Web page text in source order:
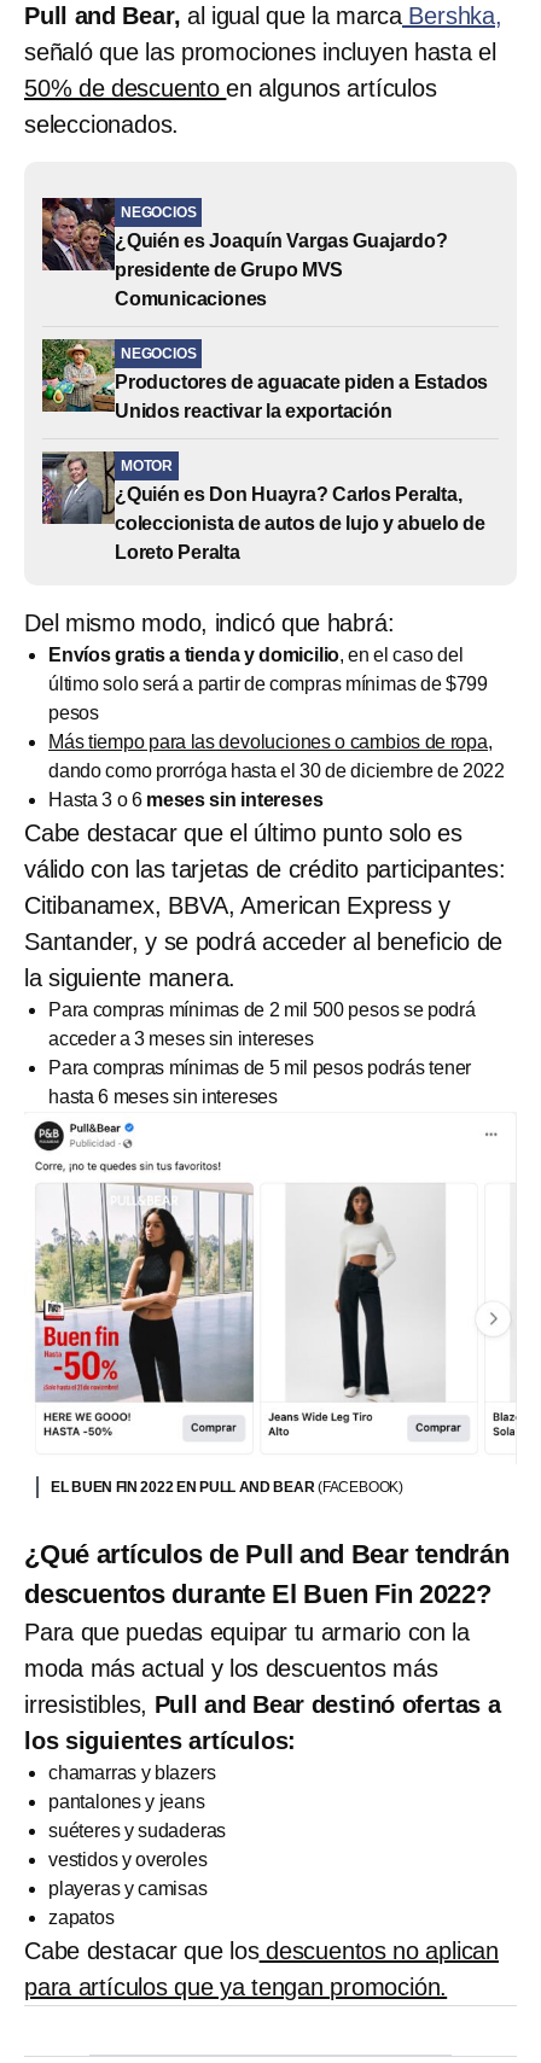
Pull and Bear, al igual que la marca Bershka,
señaló que las promociones incluyen hasta el
50% de descuentoen algunos artículos
seleccionados.
NEGOCIOS
¿Quién es Joaquín Vargas Guajardo?
presidente de Grupo MVS
Comunicaciones
NEGOCIOS
Productores de aguacate piden a Estados
Unidos reactivar la exportación
MOTOR
¿Quién es Don Huayra? Carlos Peralta,
coleccionista de autos de lujo y abuelo de
Loreto Peralta
Del mismo modo, indicó que habrá:
Envíos gratis a tienda y domicilio, en el caso del
último solo será a partir de compras mínimas de $799
pesos
Más tiempo para las devoluciones o cambios de ropa,
dando como prorróga hasta el 30 de diciembre de 2022
Hasta 3 o 6meses sin intereses
Cabe destacar que el último punto solo es
válido con las tarjetas de crédito participantes:
Citibanamex, BBVA, American Express y
Santander, y se podrá acceder al beneficio de
la siguiente manera.
Para compras mínimas de 2 mil 500 pesos se podrá
acceder a 3 meses sin intereses
Para compras mínimas de 5 mil pesos podrás tener
hasta 6 meses sin intereses
EL BUEN FIN 2022 EN PULL AND BEAR(FACEBOOK)
¿Qué artículos de Pull and Bear tendrán
descuentos durante El Buen Fin 2022?
Para que puedas equipar tu armario con la
moda más actual y los descuentos más
irresistibles, Pull and Bear destinó ofertas a
los siguientes artículos:
chamarras y blazers
pantalones y jeans
suéteres y sudaderas
vestidos y overoles
playeras y camisas
zapatos
Cabe destacar que losdescuentos no aplican
para artículos que ya tengan promoción.